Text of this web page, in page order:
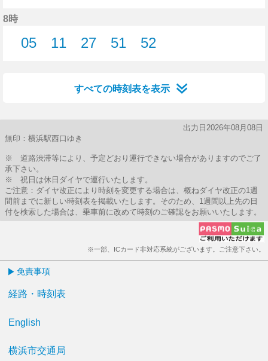
8時
05
11
27
51
52
すべての時刻表を表示
出力日2026年08月08日
無印：横浜駅西口ゆき
※ 道路渋滞等により、予定どおり運行できない場合がありますのでご了
承下さい。
※ 祝日は休日ダイヤで運行いたします。
ご注意：ダイヤ改正により時刻を変更する場合は、概ねダイヤ改正の1週
間前までに新しい時刻表を掲載いたします。そのため、1週間以上先の日
付を検索した場合は、乗車前に改めて時刻のご確認をお願いいたします。
※一部、ICカード非対応系統がございます。ご注意下さい。
免責事項
経路・時刻表
English
横浜市交通局